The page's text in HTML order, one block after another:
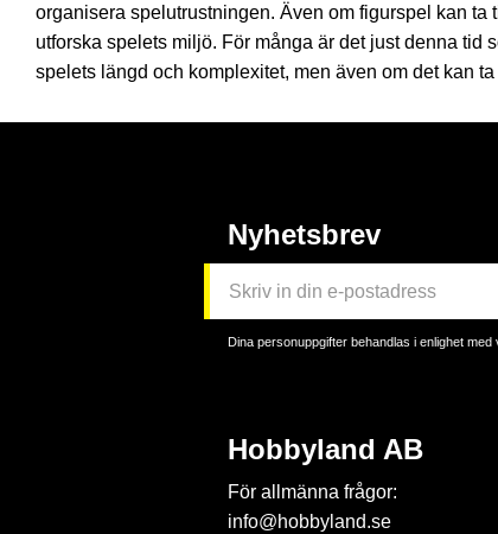
organisera spelutrustningen. Även om figurspel kan
utforska spelets miljö. För många är det just denna tid
spelets längd och komplexitet, men även om det kan
Nyhetsbrev
Dina personuppgifter behandlas i enlighet med
Hobbyland AB
För allmänna frågor:
info@hobbyland.se